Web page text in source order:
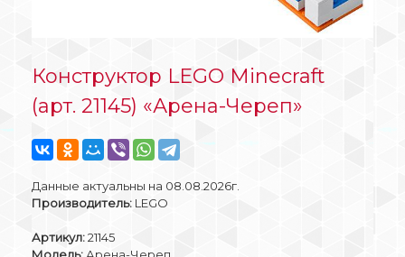
Конструктор LEGO Mineсraft
(арт. 21145) «Арена-Череп»
Данные актуальны на 08.08.2026г.
Производитель: LEGO
Артикул:21145
Модель:Арена-Череп